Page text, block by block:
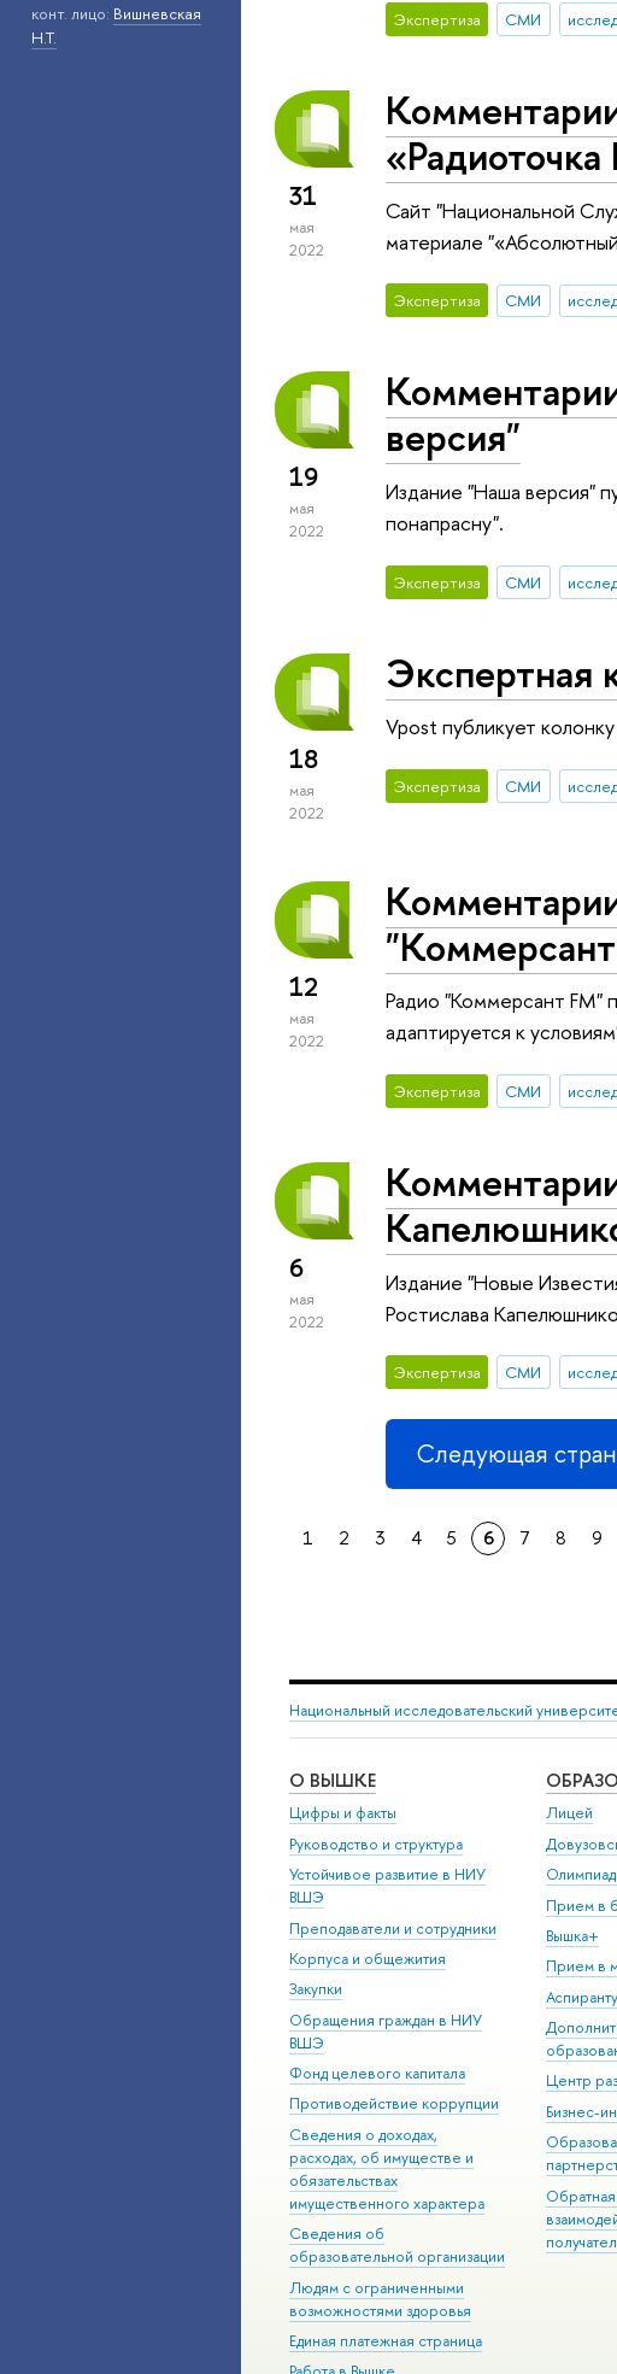
конт. лицо: Вишневская
Н.Т.
Экспертиза СМИ
31
мая
2022
Сайт "Национальной
материале
Экспертиза СМИ
19
мая
2022
версия"
Издание "Наша версия"
понапрасну".
Экспертиза СМИ
18
мая
2022
Экспертная
Vpost публикует
Экспертиза СМИ
12
мая
2022
Радио "Коммерсант FM"
адаптируется к
Экспертиза СМИ
6
мая
2022
Издание "Новые
Ростислава
Экспертиза СМИ
Следующая
1 2 3 4 5 6 7 8 9
Национальный исследовательский
О ВЫШКЕ
Цифры и факты
Руководство и структура
Устойчивое развитие в НИУ
ВШЭ
Преподаватели и сотрудники
Корпуса и общежития
Закупки
Обращения граждан в НИУ
ВШЭ
Фонд целевого капитала
Противодействие коррупции
Сведения о доходах,
расходах, об имуществе и
обязательствах
имущественного характера
Сведения об
образовательной организации
Людям с ограниченными
возможностями здоровья
Единая платежная страница
Лицей
Прием в
Вышка+
Прием в
Центр
Бизнес-
Обратная